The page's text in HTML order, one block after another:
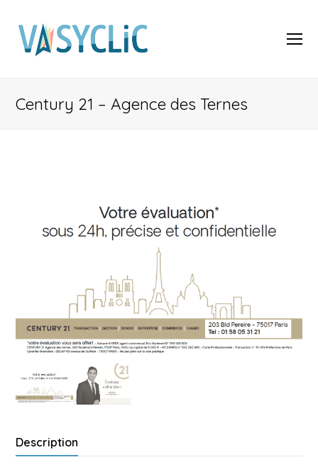
Century 21 – Agence des Ternes
Description